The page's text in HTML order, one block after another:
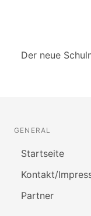
Der neue
GENERAL
Startseite
Kontakt/
Partner